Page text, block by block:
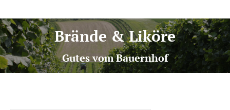
Brände & Liköre
Gutes vom Bauernhof